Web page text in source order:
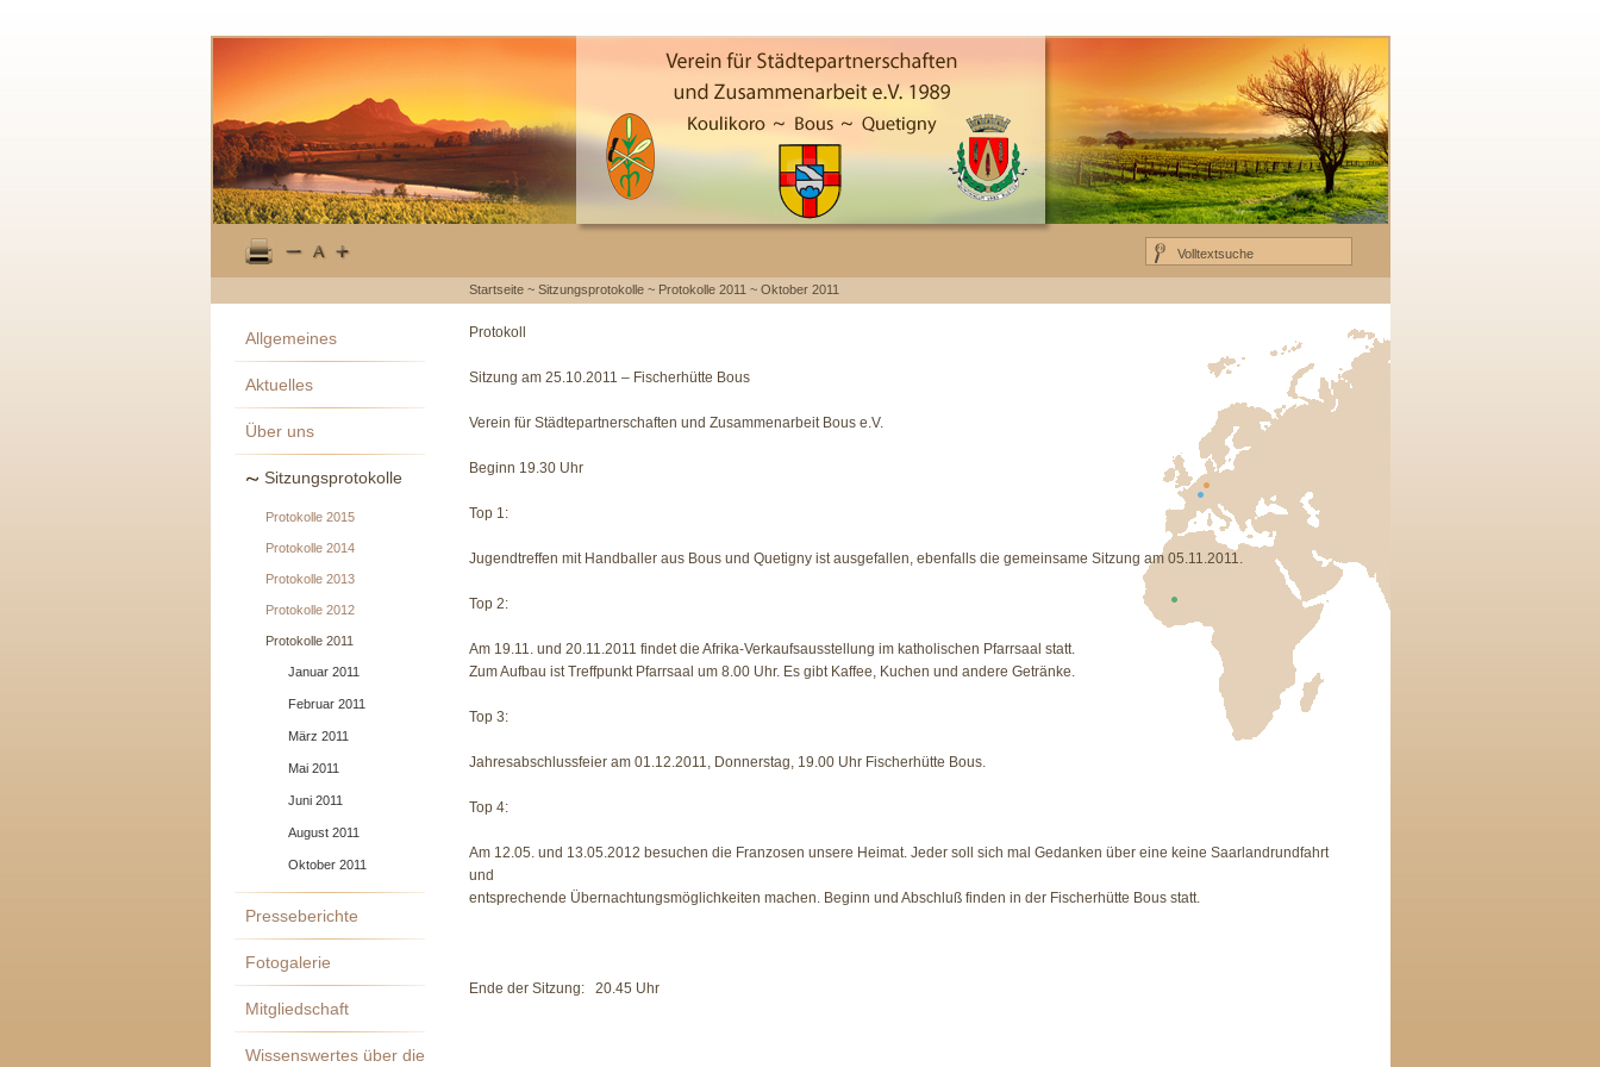
Startseite~ Sitzungsprotokolle~ Protokolle 2011 ~ Oktober 2011
Allgemeines
Aktuelles
Über uns
Sitzungsprotokolle
Protokolle 2015
Protokolle 2014
Protokolle 2013
Protokolle 2012
Protokolle 2011
Januar 2011
Februar 2011
März 2011
Mai 2011
Juni 2011
August 2011
Oktober 2011
Presseberichte
Fotogalerie
Mitgliedschaft
Wissenswertes über die
Protokoll
Sitzung am 25.10.2011 – Fischerhütte Bous
Verein für Städtepartnerschaften und Zusammenarbeit Bous e.V.
Beginn 19.30 Uhr
Top 1:
Jugendtreffen mit Handballer aus Bous und Quetigny ist ausgefallen, ebenfalls die gemeinsame Sitzung am 05.11.2011.
Top 2:
Am 19.11. und 20.11.2011 findet die Afrika-Verkaufsausstellung im katholischen Pfarrsaal statt.
Zum Aufbau ist Treffpunkt Pfarrsaal um 8.00 Uhr. Es gibt Kaffee, Kuchen und andere Getränke.
Top 3:
Jahresabschlussfeier am 01.12.2011, Donnerstag, 19.00 Uhr Fischerhütte Bous.
Top 4:
Am 12.05. und 13.05.2012 besuchen die Franzosen unsere Heimat. Jeder soll sich mal Gedanken über eine keine Saarlandrundfahrt
und
entsprechende Übernachtungsmöglichkeiten machen. Beginn und Abschluß finden in der Fischerhütte Bous statt.
Ende der Sitzung: 20.45 Uhr